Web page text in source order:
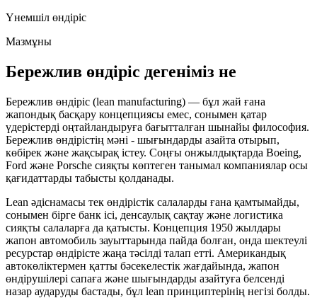
Үнемшіл өндіріс
Мазмұны
Бережлив өндіріс дегеніміз не
Бережлив өндіріс (lean manufacturing) — бұл жай ғана
жапондық басқару концепциясы емес, сонымен қатар
үдерістерді оңтайландыруға бағытталған шынайы философия.
Бережлив өндірістің мәні - шығындарды азайта отырып,
көбірек және жақсырақ істеу. Соңғы онжылдықтарда Boeing,
Ford және Porsche сияқты көптеген танымал компаниялар осы
қағидаттарды табысты қолданады.
Lean әдіснамасы тек өндірістік салаларды ғана қамтымайды,
сонымен бірге банк ісі, денсаулық сақтау және логистика
сияқты салаларға да қатысты. Концепция 1950 жылдары
жапон автомобиль зауыттарында пайда болған, онда шектеулі
ресурстар өндірісте жаңа тәсілді талап етті. Американдық
автокөліктермен қатты бәсекелестік жағдайында, жапон
өндірушілері сапаға және шығындарды азайтуға белсенді
назар аударуды бастады, бұл lean принциптерінің негізі болды.